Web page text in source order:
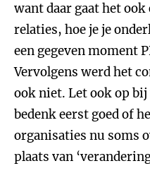
want daar gaat het
relaties, hoe je je
een gegeven moment
Vervolgens werd het
ook niet. Let ook op
bedenk eerst goed of
organisaties nu soms
plaats van